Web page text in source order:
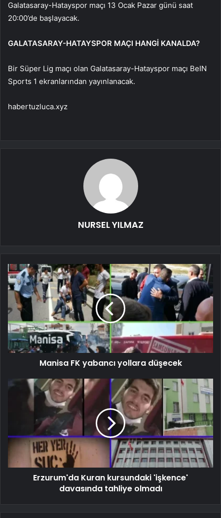
Galatasaray-Hatayspor maçı 13 Ocak Pazar günü saat
20:00’de başlayacak.
GALATASARAY-HATAYSPOR MAÇI HANGİ KANALDA?
Bir Süper Lig maçı olan Galatasaray-Hatayspor maçı BeIN
Sports 1 ekranlarından yayınlanacak.
habertuzluca.xyz
NURSEL YILMAZ
Manisa FK yabancı yollara düşecek
Erzurum'da Kuran kursundaki 'işkence'
davasında tahliye olmadı